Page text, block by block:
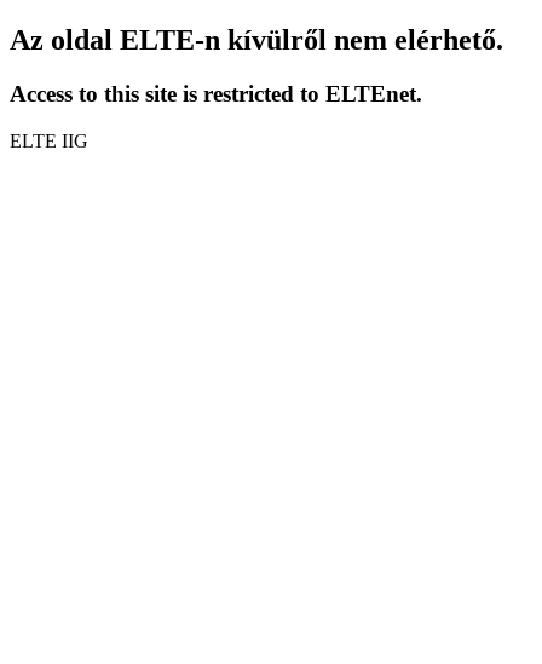
Az oldal ELTE-n kívülről nem elérhető.
Access to this site is restricted to ELTEnet.
ELTE IIG